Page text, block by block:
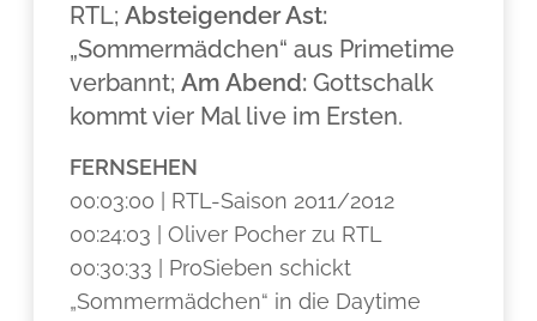
RTL;Absteigender Ast:
„Sommermädchen“ aus Primetime
verbannt;Am Abend: Gottschalk
kommt vier Mal live im Ersten.
FERNSEHEN
00:03:00 | RTL-Saison 2011/2012
00:24:03 | Oliver Pocher zu RTL
00:30:33 | ProSieben schickt
„Sommermädchen“ in die Daytime